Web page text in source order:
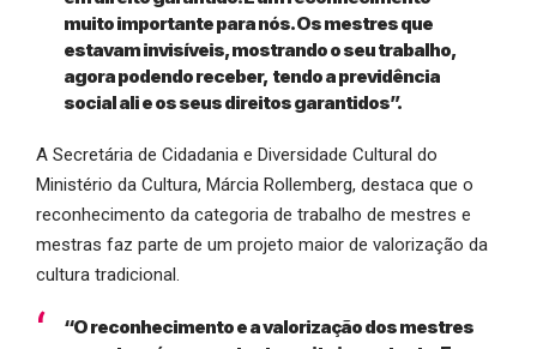
muito importante para nós. Os mestres que
estavam invisíveis, mostrando o seu trabalho,
agora podendo receber, tendo a previdência
social ali e os seus direitos garantidos”.
A Secretária de Cidadania e Diversidade Cultural do
Ministério da Cultura, Márcia Rollemberg, destaca que o
reconhecimento da categoria de trabalho de mestres e
mestras faz parte de um projeto maior de valorização da
cultura tradicional.
“O reconhecimento e a valorização dos mestres